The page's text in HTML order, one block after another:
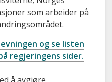
som arbeider på
og se listen
regjeringens sider.
å avgjøre